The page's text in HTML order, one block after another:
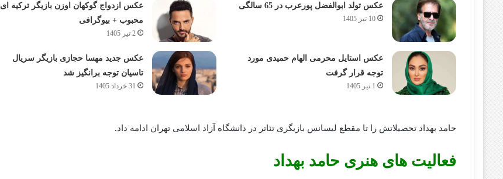
عکس تولد ابوالفضل پورعرب در 65 سالگی
10 تیر 1405
عکس ازدواج گوکهان اوزن بازیگر ترکیه ای
محبوب + بیوگرافی
2 تیر 1405
عکس استایل محرمی الهام حمیدی مورد
توجه قرار گرفت
1 تیر 1405
عکس جدید مهسا حجازی بازیگر سریال
تاسیان توجه برانگیز شد
31 خرداد 1405
حامد بهداد تحصیلاتش را تا مقطع لیسانس بازیگری تئاتر در دانشگاه آزاد اسلامی تهران ادامه داد.
فعالیت های هنری حامد بهداد